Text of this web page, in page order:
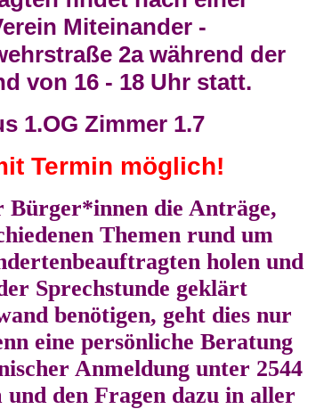
Miteinander -
2a während der
von 16 - 18 Uhr statt.
1.OG Zimmer 1.7
Termin möglich!
Bürger*innen die Anträge,
Themen rund um
holen und
Sprechstunde geklärt
benötigen, geht dies nur
eine persönliche Beratung
Anmeldung unter 2544
den Fragen dazu in aller